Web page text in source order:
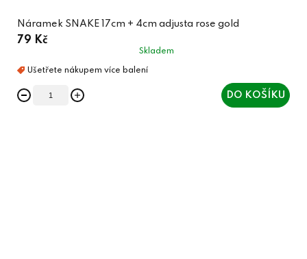
Náramek SNAKE 17cm + 4cm adjusta rose gold
79 Kč
Skladem
DO KOŠÍKU